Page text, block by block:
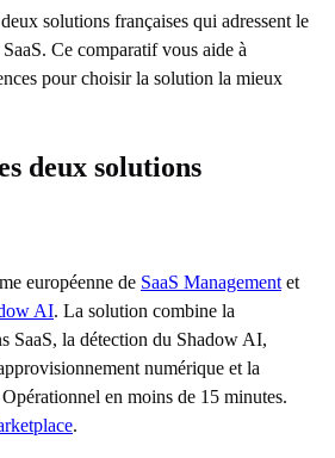
solutions françaises qui adressent le
Ce comparatif vous aide à
pour choisir la solution la mieux
deux solutions
européenne de SaaS Management et
AI. La solution combine la
SaaS, la détection du Shadow AI,
numérique et la
en moins de 15 minutes.
.